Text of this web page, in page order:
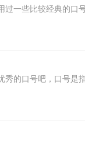
一些比较经典的口
秀的口号吧，口号是